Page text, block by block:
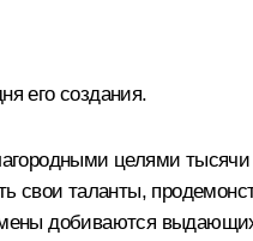
его создания.
целями
свои таланты,
добиваются